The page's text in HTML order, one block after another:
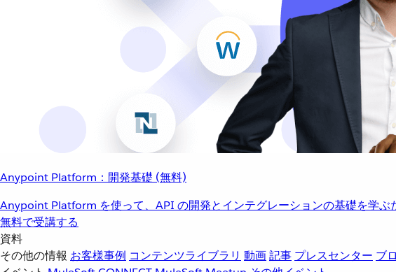
Anypoint Platform：開発基礎 (無料)
Anypoint Platform を使って、API の開発とインテグレーションの基礎を学ぶ
無料で受講する
資料
その他の情報 お客様事例 コンテンツライブラリ 動画記事 プレスセンター ブ